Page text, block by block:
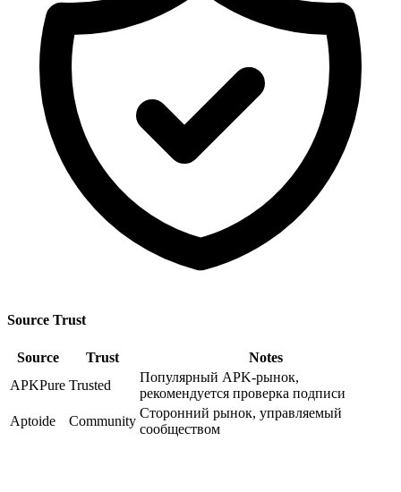
Source Trust
Source Trust
Notes
APKPure Trusted
Популярный APK-рынок,
рекомендуется проверка подписи
Aptoide
Community
Сторонний рынок, управляемый
сообществом